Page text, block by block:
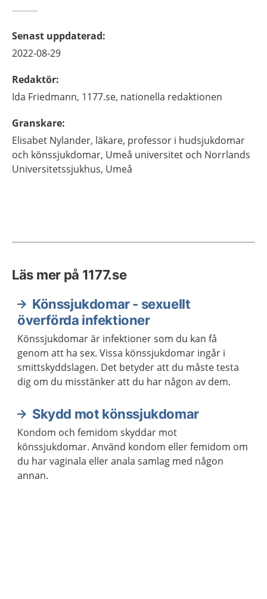
Senast uppdaterad:
2022-08-29
Redaktör:
Ida Friedmann, 1177.se, nationella redaktionen
Granskare:
Elisabet Nylander, läkare, professor i hudsjukdomar
och könssjukdomar, Umeå universitet och Norrlands
Universitetssjukhus, Umeå
Läs mer på 1177.se
Könssjukdomar - sexuellt
överförda infektioner
Könssjukdomar är infektioner som du kan få
genom att ha sex. Vissa könssjukdomar ingår i
smittskyddslagen. Det betyder att du måste testa
dig om du misstänker att du har någon av dem.
Skydd mot könssjukdomar
Kondom och femidom skyddar mot
könssjukdomar. Använd kondom eller femidom om
du har vaginala eller anala samlag med någon
annan.